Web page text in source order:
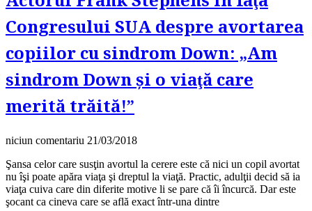
Congresului SUA despre avortarea
copiilor cu sindrom Down: „Am
sindrom Down şi o viaţă care
merită trăită!”
niciun comentariu 21/03/2018
Şansa celor care susţin avortul la cerere este că nici un copil avortat
nu îşi poate apăra viaţa şi dreptul la viaţă. Practic, adulţii decid să ia
viaţa cuiva care din diferite motive li se pare că îi încurcă. Dar este
şocant ca cineva care se află exact într-una dintre